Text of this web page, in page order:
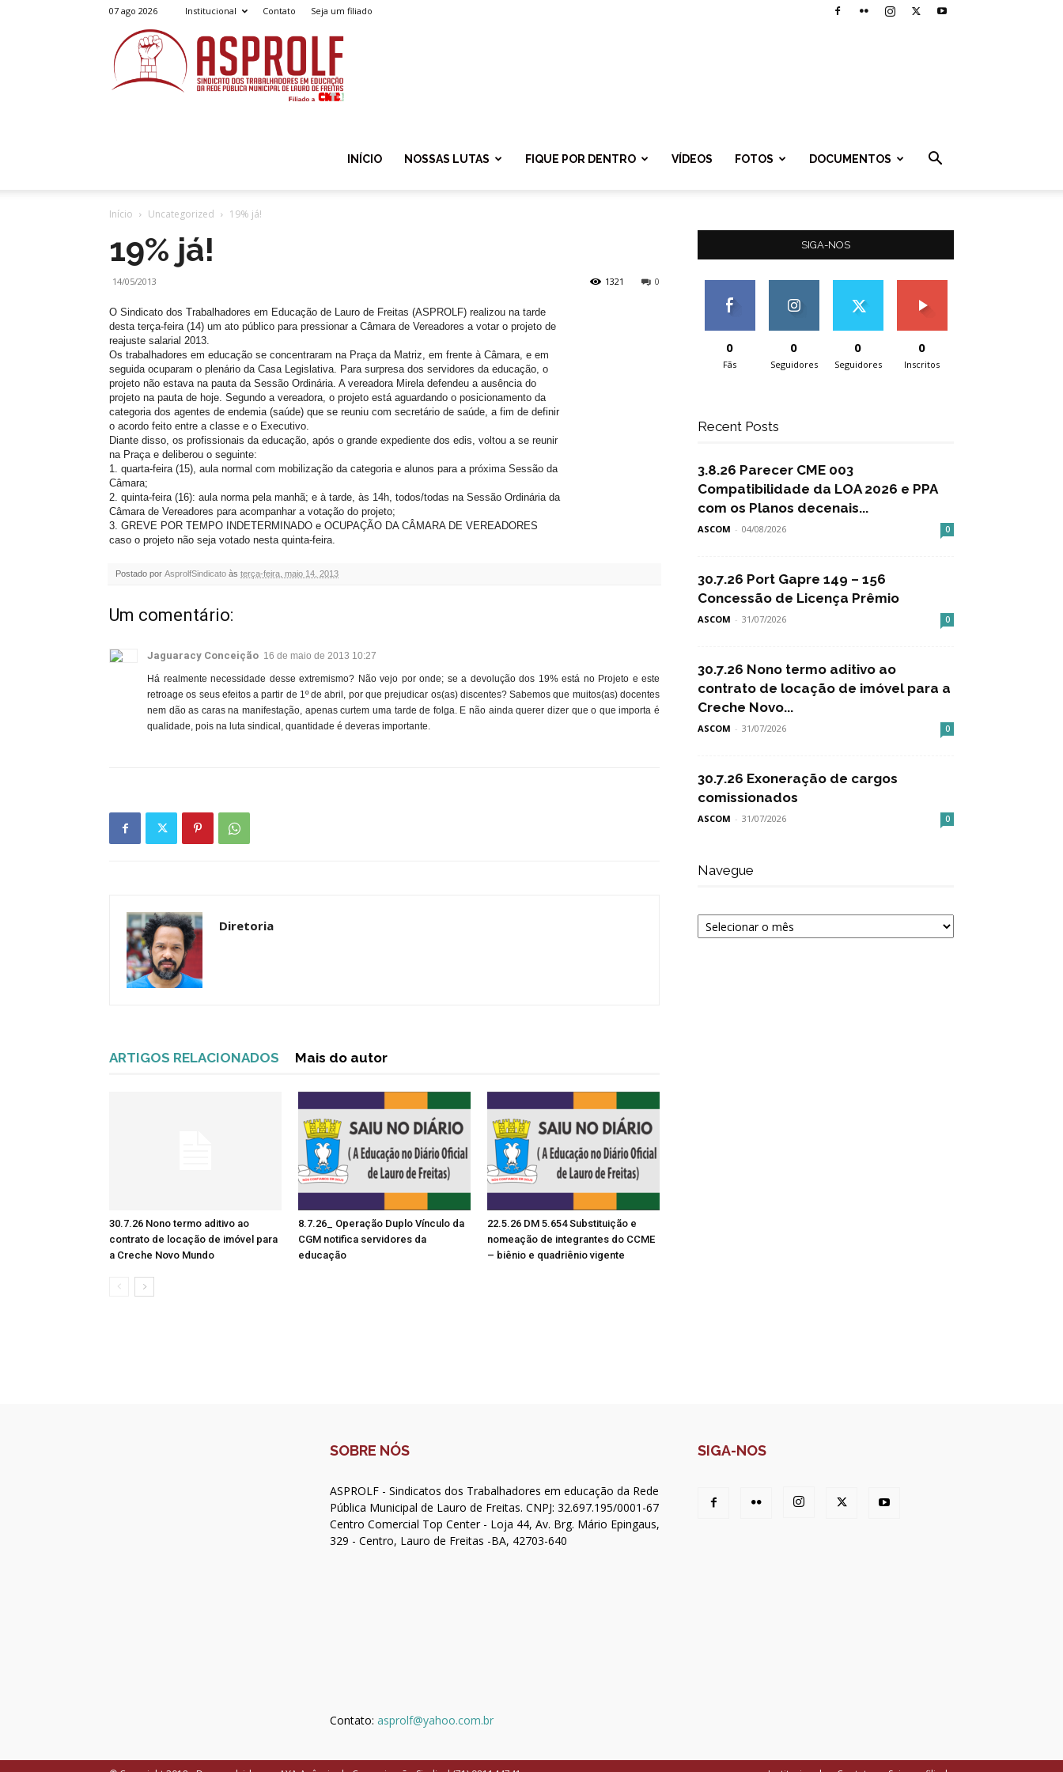
07 ago 2026 Institucional Contato Seja um filiado
INÍCIO NOSSAS LUTAS FIQUE POR DENTRO VÍDEOS FOTOS DOCUMENTOS
Início Uncategorized 19% já!
19% já!
14/05/2013 0
1321
O Sindicato dos Trabalhadores em Educação de Lauro de Freitas (ASPROLF) realizou na tarde
desta terça-feira (14) um ato público para pressionar a Câmara de Vereadores a votar o projeto de
reajuste salarial 2013.
Os trabalhadores em educação se concentraram na Praça da Matriz, em frente à Câmara, e em
seguida ocuparam o plenário da Casa Legislativa. Para surpresa dos servidores da educação, o
projeto não estava na pauta da Sessão Ordinária. A vereadora Mirela defendeu a ausência do
projeto na pauta de hoje. Segundo a vereadora, o projeto está aguardando o posicionamento da
categoria dos agentes de endemia (saúde) que se reuniu com secretário de saúde, a fim de definir
o acordo feito entre a classe e o Executivo.
Diante disso, os profissionais da educação, após o grande expediente dos edis, voltou a se reunir
na Praça e deliberou o seguinte:
1. quarta-feira (15), aula normal com mobilização da categoria e alunos para a próxima Sessão da
Câmara;
2. quinta-feira (16): aula norma pela manhã; e à tarde, às 14h, todos/todas na Sessão Ordinária da
Câmara de Vereadores para acompanhar a votação do projeto;
3. GREVE POR TEMPO INDETERMINADO e OCUPAÇÃO DA CÂMARA DE VEREADORES
caso o projeto não seja votado nesta quinta-feira.
Postado por AsprolfSindicato às terça-feira, maio 14, 2013
Um comentário:
Jaguaracy Conceição 16 de maio de 2013 10:27
Há realmente necessidade desse extremismo? Não vejo por onde; se a devolução dos 19% está no Projeto e este
retroage os seus efeitos a partir de 1º de abril, por que prejudicar os(as) discentes? Sabemos que muitos(as) docentes
nem dão as caras na manifestação, apenas curtem uma tarde de folga. E não ainda querer dizer que o que importa é
qualidade, pois na luta sindical, quantidade é deveras importante.
Diretoria
ARTIGOS RELACIONADOS Mais do autor
30.7.26 Nono termo aditivo ao
contrato de locação de imóvel para
a Creche Novo Mundo
8.7.26_ Operação Duplo Vínculo da
CGM notifica servidores da
educação
22.5.26 DM 5.654 Substituição e
nomeação de integrantes do CCME
– biênio e quadriênio vigente
SIGA-NOS
0
Fãs
0
Seguidores
0
Seguidores
0
Inscritos
Recent Posts
3.8.26 Parecer CME 003
Compatibilidade da LOA 2026 e PPA
com os Planos decenais...
ASCOM - 04/08/2026 0
30.7.26 Port Gapre 149 – 156
Concessão de Licença Prêmio
ASCOM - 31/07/2026 0
30.7.26 Nono termo aditivo ao
contrato de locação de imóvel para a
Creche Novo...
ASCOM - 31/07/2026 0
30.7.26 Exoneração de cargos
comissionados
ASCOM - 31/07/2026 0
Navegue
Navegue
SOBRE NÓS
ASPROLF - Sindicatos dos Trabalhadores em educação da Rede
Pública Municipal de Lauro de Freitas. CNPJ: 32.697.195/0001-67
Centro Comercial Top Center - Loja 44, Av. Brg. Mário Epingaus,
329 - Centro, Lauro de Freitas -BA, 42703-640
Contato: asprolf@yahoo.com.br
SIGA-NOS